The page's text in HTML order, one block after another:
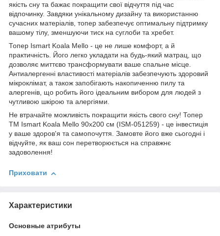
якість сну та бажає покращити свої відчуття під час
відпочинку. Завдяки унікальному дизайну та використанню
сучасних матеріалів, топер забезпечує оптимальну підтримку
вашому тілу, зменшуючи тиск на суглоби та хребет.
Топер Ismart Koala Mello - це не лише комфорт, а й
практичність. Його легко укладати на будь-який матрац, що
дозволяє миттєво трансформувати ваше спальне місце.
Антиалергенні властивості матеріалів забезпечують здоровий
мікроклімат, а також запобігають накопиченню пилу та
алергенів, що робить його ідеальним вибором для людей з
чутливою шкірою та алергіями.
Не втрачайте можливість покращити якість свого сну! Топер
ТМ Ismart Koala Mello 90х200 см (ISM-051259) - це інвестиція
у ваше здоров'я та самопочуття. Замовте його вже сьогодні і
відчуйте, як ваш сон перетворюється на справжнє
задоволення!
Приховати
Характеристики
Основные атрибуты